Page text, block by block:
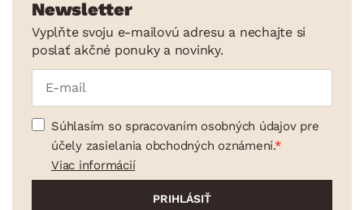
Newsletter
Vyplňte svoju e-mailovú adresu a nechajte si
poslať akčné ponuky a novinky.
Súhlasím so spracovaním osobných údajov pre
účely zasielania obchodných oznámení.
Viac informácií